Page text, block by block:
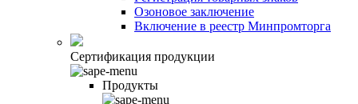
Озоновое заключение
Включение в реестр Минпромторга
Сертификация продукции
Продукты